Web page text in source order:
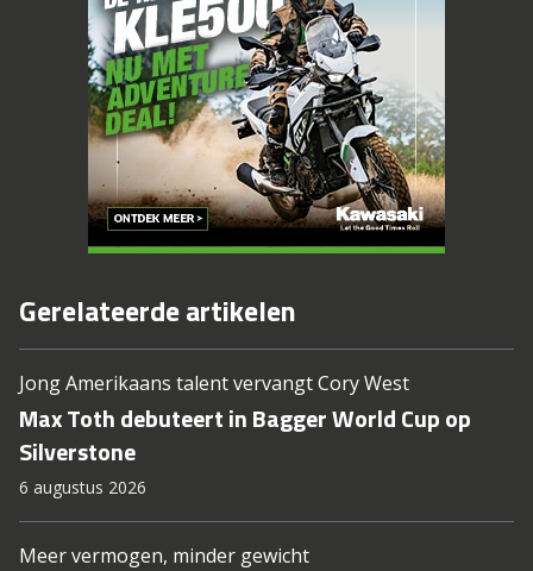
Gerelateerde artikelen
Jong Amerikaans talent vervangt Cory West
Max Toth debuteert in Bagger World Cup op
Silverstone
6 augustus 2026
Meer vermogen, minder gewicht